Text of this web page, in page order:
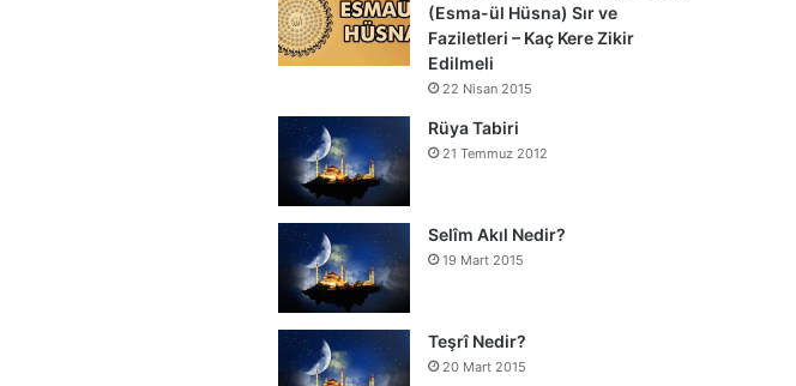
(Esma-ül Hüsna) Sır ve
Faziletleri – Kaç Kere Zikir
Edilmeli
22 Nisan 2015
Rüya Tabiri
21 Temmuz 2012
Selîm Akıl Nedir?
19 Mart 2015
Teşrî Nedir?
20 Mart 2015